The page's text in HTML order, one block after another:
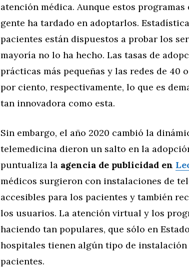
atención médica. Aunque estos
gente ha tardado en adoptarlos.
pacientes están dispuestos a probar los
mayoría no lo ha hecho. Las tasas de
prácticas más pequeñas y las redes de 40
por ciento, respectivamente, lo que es
tan innovadora como esta.
Sin embargo, el año 2020 cambió la
telemedicina dieron un salto en la
puntualiza la agencia de publicidad en
médicos surgieron con instalaciones de
accesibles para los pacientes y también
los usuarios. La atención virtual y los
haciendo tan populares, que sólo en
hospitales tienen algún tipo de
pacientes.